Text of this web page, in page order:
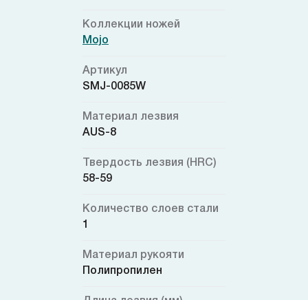
Коллекции ножей
Mojo
Артикул
SMJ-0085W
Материал лезвия
AUS-8
Твердость лезвия (HRC)
58-59
Количество слоев стали
1
Материал рукояти
Полипропилен